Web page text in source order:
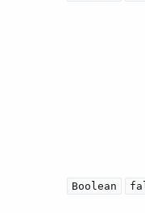
Boolean